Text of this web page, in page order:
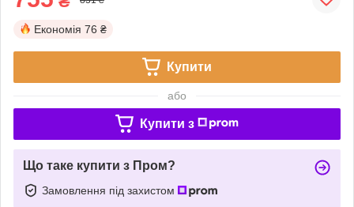
Економія 76 ₴
Купити
або
Купити з
Що таке купити з Пром?
Замовлення під захистом